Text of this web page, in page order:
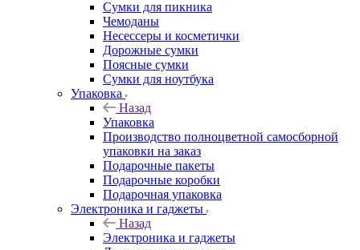
Сумки для пикника
Чемоданы
Несессеры и косметички
Дорожные сумки
Поясные сумки
Сумки для ноутбука
Упаковка
Назад
Упаковка
Производство полноцветной самосборной
упаковки на заказ
Подарочные пакеты
Подарочные коробки
Подарочная упаковка
Электроника и гаджеты
Назад
Электроника и гаджеты